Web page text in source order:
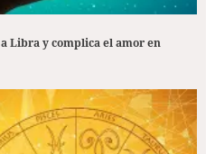
Libra y complica el amor en